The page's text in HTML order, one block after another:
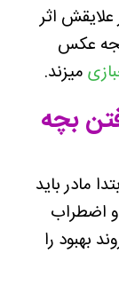
اثر
عکس
میزند.
بچه
مادر باید
اضطراب
بهبود را